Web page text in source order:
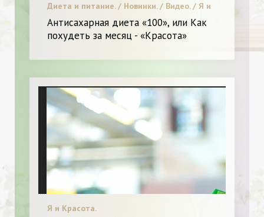
Диета и питание. / Новинки. / Видео. / Я и
Красота.
Антисахарная диета «100», или Как
похудеть за месяц - «Красота»
Я и Красота.